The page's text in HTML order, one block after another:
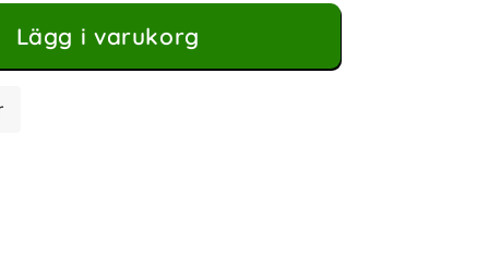
Lägg i varukorg